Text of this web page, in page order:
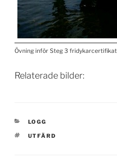
Övning inför Steg 3 fridykarcertifikat
Relaterade bilder:
CATEGORIES
LOGG
TAGS
UTFÄRD